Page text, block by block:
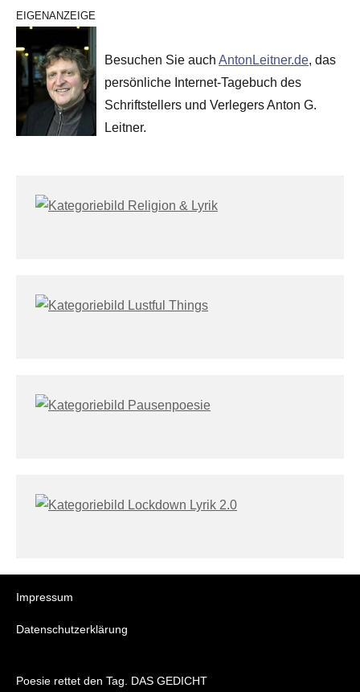
EIGENANZEIGE
Besuchen Sie auch AntonLeitner.de, das
persönliche Internet-Tagebuch des
Schriftstellers und Verlegers Anton G.
Leitner.
Impressum
Datenschutzerklärung
Poesie rettet den Tag. DAS GEDICHT